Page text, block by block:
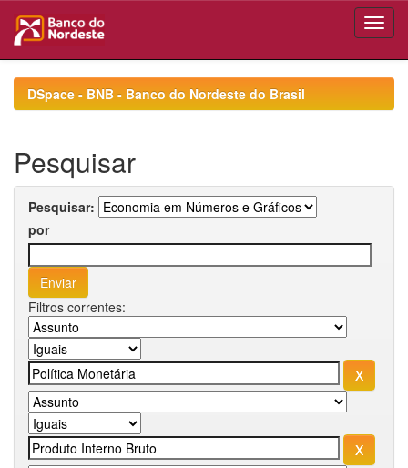
navigationDSpace - BNB - Banco do Nordeste do Brasil
Pesquisar
Pesquisar:
por
Filtros correntes: